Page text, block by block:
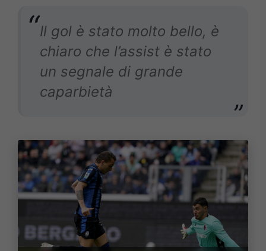
Il gol è stato molto bello, è
chiaro che l’assist è stato
un segnale di grande
caparbietà